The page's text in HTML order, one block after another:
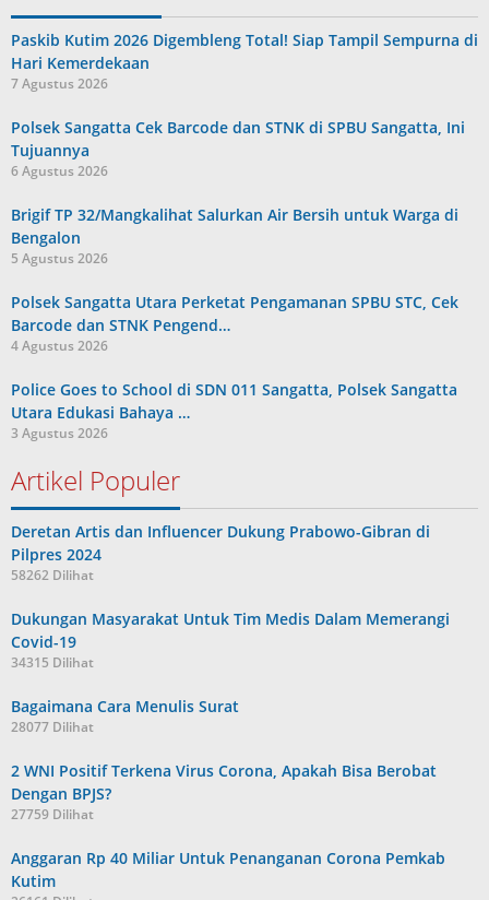
Paskib Kutim 2026 Digembleng Total! Siap Tampil Sempurna di
Hari Kemerdekaan
7 Agustus 2026
Polsek Sangatta Cek Barcode dan STNK di SPBU Sangatta, Ini
Tujuannya
6 Agustus 2026
Brigif TP 32/Mangkalihat Salurkan Air Bersih untuk Warga di
Bengalon
5 Agustus 2026
Polsek Sangatta Utara Perketat Pengamanan SPBU STC, Cek
Barcode dan STNK Pengend…
4 Agustus 2026
Police Goes to School di SDN 011 Sangatta, Polsek Sangatta
Utara Edukasi Bahaya …
3 Agustus 2026
Artikel Populer
Deretan Artis dan Influencer Dukung Prabowo-Gibran di
Pilpres 2024
58262 Dilihat
Dukungan Masyarakat Untuk Tim Medis Dalam Memerangi
Covid-19
34315 Dilihat
Bagaimana Cara Menulis Surat
28077 Dilihat
2 WNI Positif Terkena Virus Corona, Apakah Bisa Berobat
Dengan BPJS?
27759 Dilihat
Anggaran Rp 40 Miliar Untuk Penanganan Corona Pemkab
Kutim